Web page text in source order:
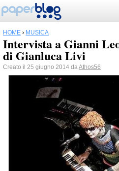
HOME › MUSICA
Intervista a Gianni
di Gianluca Livi
Creato il 25 giugno 2014 daAthos56